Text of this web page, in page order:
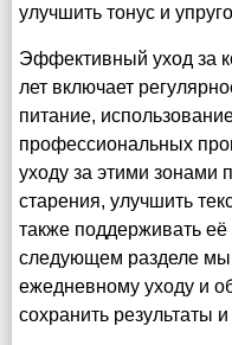
улучшить тонус и
Эффективный уход за
лет включает
питание,
профессиональных
уходу за этими зонами
старения, улучшить
также поддерживать
следующем разделе
ежедневному уходу и
сохранить результаты